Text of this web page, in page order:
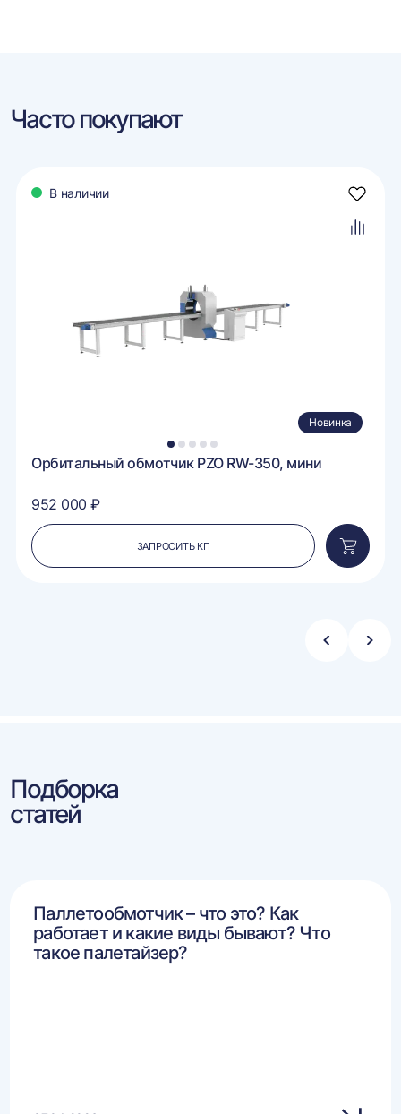
Часто покупают
В наличии
1 2 3 4 5
Новинка
Орбитальный обмотчик PZO RW-350, мини
952 000 ₽
ЗАПРОСИТЬ КП
в
Стрелка
Подборка
статей
Паллетообмотчик – что это? Как
работает и какие виды бывают? Что
такое палетайзер?